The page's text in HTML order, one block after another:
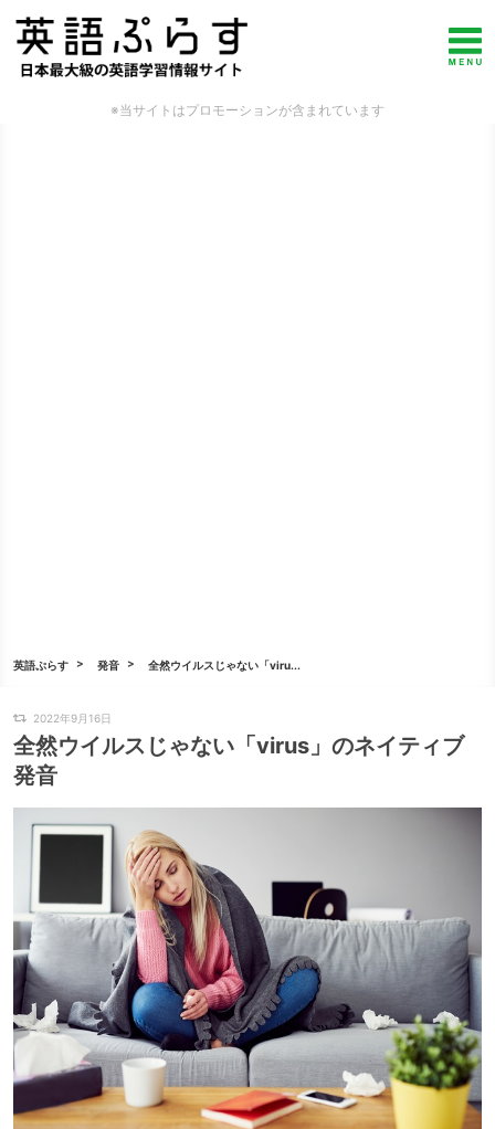
※当サイトはプロモーションが含まれています
英語ぷらす 発音 全然ウイルスじゃない「viru...
2022年9月16日
全然ウイルスじゃない「virus」のネイティブ
発音